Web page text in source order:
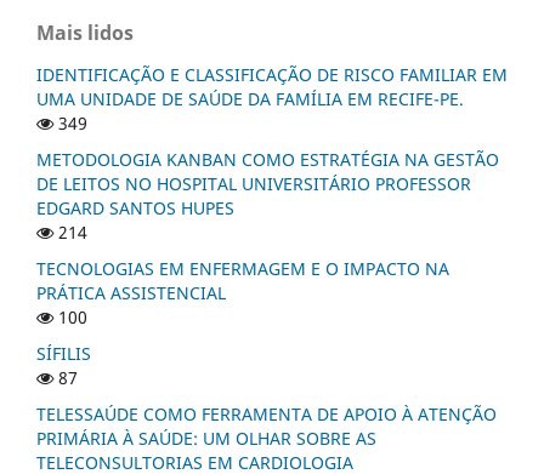
Mais lidos
IDENTIFICAÇÃO E CLASSIFICAÇÃO DE RISCO FAMILIAR EM
UMA UNIDADE DE SAÚDE DA FAMÍLIA EM RECIFE-PE.
349
METODOLOGIA KANBAN COMO ESTRATÉGIA NA GESTÃO
DE LEITOS NO HOSPITAL UNIVERSITÁRIO PROFESSOR
EDGARD SANTOS HUPES
214
TECNOLOGIAS EM ENFERMAGEM E O IMPACTO NA
PRÁTICA ASSISTENCIAL
100
SÍFILIS
87
TELESSAÚDE COMO FERRAMENTA DE APOIO À ATENÇÃO
PRIMÁRIA À SAÚDE: UM OLHAR SOBRE AS
TELECONSULTORIAS EM CARDIOLOGIA